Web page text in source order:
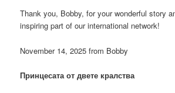
Thank you, Bobby, for your wonderful story
inspiring part of our international network!
November 14, 2025 from Bobby
Принцесата от двете кралства